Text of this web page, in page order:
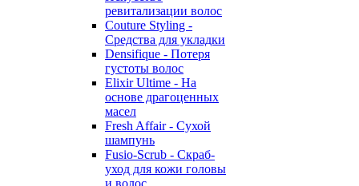
ревитализации волос
Couture Styling -
Средства для укладки
Densifique - Потеря
густоты волос
Elixir Ultime - На
основе драгоценных
масел
Fresh Affair - Сухой
шампунь
Fusio-Scrub - Скраб-
уход для кожи головы
и волос